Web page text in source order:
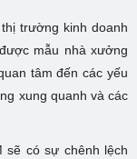
trường kinh doanh
mẫu nhà xưởng
tâm đến các yếu
xung quanh và các
sẽ có sự chênh lệch